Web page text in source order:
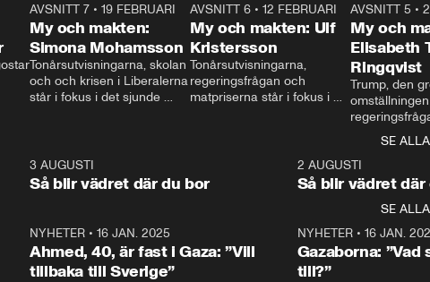
vi
24:30
AVSNITT 7• 19 FEBRUARI
My och makten:
Simona Mohamsson
Tonårsutvisningarna, skolan
och och krisen i Liberalerna
står i fokus i det sjunde
kommentator My
Rohwedder ställer
utbildnings- och
Mohamsson till svars.
27:30
AVSNITT 6 •12 FEBRUARI
My och makten: Ulf
Kristersson
Tonårsutvisningarna,
regeringsfrågan och
matpriserna står i fokus i
Rohwedder ställer
statsminister Ulf Kristersson
AVSNITT 5 •
My och
Elisabeth
Ringqvist
Trump, den
centrum i
avsnittet av
Makten”. Se
Aftonbladets
Rohwedder
Thand Ring
SE ALLA
3 AUGUSTI
Så blir vädret där du bor
2 AUGUSTI
Så blir vädret där
SE ALLA
NYHETER• 16 JAN. 2025
Ahmed, 40, är fast i Gaza: ”Vill
tillbaka till Sverige”
NYHETER• 16 JAN.
Gazaborna:
till?”